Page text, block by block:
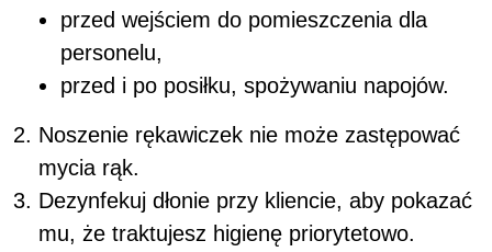
przed wejściem do pomieszczenia dla
personelu,
przed i po posiłku, spożywaniu napojów.
Noszenie rękawiczek nie może zastępować
mycia rąk.
Dezynfekuj dłonie przy kliencie, aby pokazać
mu, że traktujesz higienę priorytetowo.